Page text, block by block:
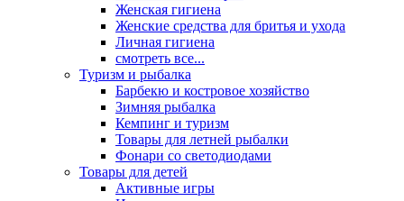
Женская гигиена
Женские средства для бритья и ухода
Личная гигиена
смотреть все...
Туризм и рыбалка
Барбекю и костровое хозяйство
Зимняя рыбалка
Кемпинг и туризм
Товары для летней рыбалки
Фонари со светодиодами
Товары для детей
Активные игры